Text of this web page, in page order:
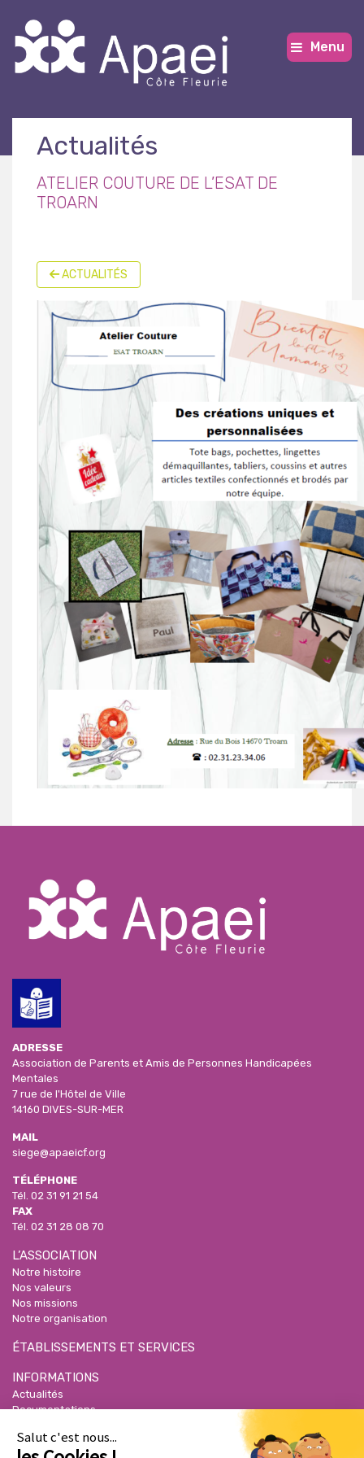
Menu
Actualités
ATELIER COUTURE DE L’ESAT DE
TROARN
ACTUALITÉS
ADRESSE
Association de Parents et Amis de Personnes Handicapées
Mentales
7 rue de l'Hôtel de Ville
14160 DIVES-SUR-MER
MAIL
siege@apaeicf.org
TÉLÉPHONE
Tél. 02 31 91 21 54
FAX
Tél. 02 31 28 08 70
L’ASSOCIATION
Notre histoire
Nos valeurs
Nos missions
Notre organisation
ÉTABLISSEMENTS ET SERVICES
INFORMATIONS
Actualités
Documentations